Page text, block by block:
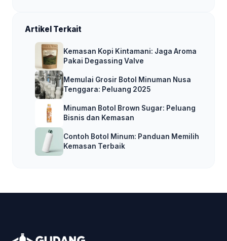
Artikel Terkait
Kemasan Kopi Kintamani: Jaga Aroma
Pakai Degassing Valve
Memulai Grosir Botol Minuman Nusa
Tenggara: Peluang 2025
Minuman Botol Brown Sugar: Peluang
Bisnis dan Kemasan
Contoh Botol Minum: Panduan Memilih
Kemasan Terbaik